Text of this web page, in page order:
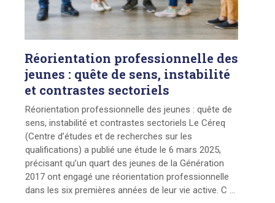
Réorientation professionnelle des
jeunes : quête de sens, instabilité
et contrastes sectoriels
Réorientation professionnelle des jeunes : quête de
sens, instabilité et contrastes sectoriels Le Céreq
(Centre d’études et de recherches sur les
qualifications) a publié une étude le 6 mars 2025,
précisant qu’un quart des jeunes de la Génération
2017 ont engagé une réorientation professionnelle
dans les six premières années de leur vie active. C ...